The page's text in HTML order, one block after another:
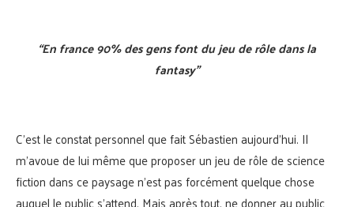
“En france 90% des gens font du jeu de rôle dans la
fantasy”
C’est le constat personnel que fait Sébastien aujourd’hui. Il
m’avoue de lui même que proposer un jeu de rôle de science
fiction dans ce paysage n’est pas forcément quelque chose
auquel le public s’attend. Mais après tout, ne donner au public